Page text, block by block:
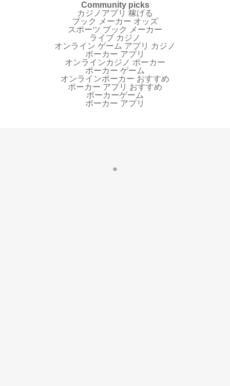
Community picks
カジノアプリ 稼げる
ブック メーカー オッズ
スポーツ ブック メーカー
ライブ カジノ
オンライン ゲーム アプリ カジノ
ポーカー アプリ
オンラインカジノ ポーカー
ポーカー ゲーム
オンラインポーカー おすすめ
ポーカー アプリ おすすめ
ポーカーゲーム
ポーカー アプリ